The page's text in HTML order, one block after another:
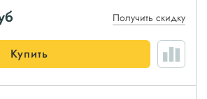
Получить скидку
Купить